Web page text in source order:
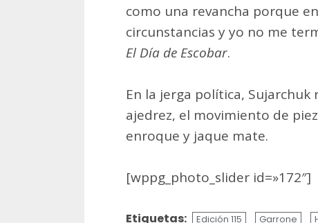
como una revancha porque
circunstancias y yo no me
El Día de Escobar.
En la jerga política, Sujarchuk
ajedrez, el movimiento de
enroque y jaque mate.
[wppg_photo_slider id=»172″]
Etiquetas: Edición 115 Garrone